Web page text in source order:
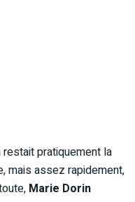
pratiquement la
mais assez rapidement,
Marie Dorin